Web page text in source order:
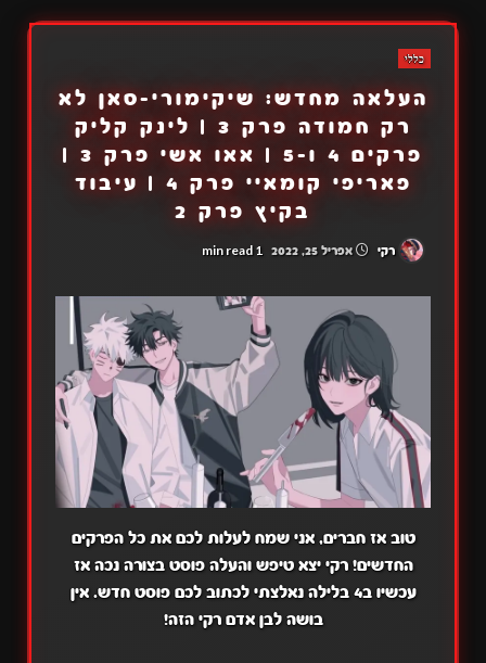
כללי
העלאה מחדש: שיקימורי-סאן לא
רק חמודה פרק 3 | לינק קליק
פרקים 4 ו-5 | אאו אשי פרק 3 |
פאריפי קומאיי פרק 4 | עיבוד
בקיץ פרק 2
רקי אפריל 25, 2022 1 min read
טוב אז חברים, אני שמח לעלות לכם את כל הפרקים
החדשים! רקי יצא טיפש והעלה פוסט בצורה נכה אז
עכשיו ב4 בלילה נאלצתי לכתוב לכם פוסט חדש. אין
בושה לבן אדם רקי הזה!